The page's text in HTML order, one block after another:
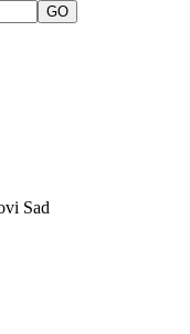
GO
Sad